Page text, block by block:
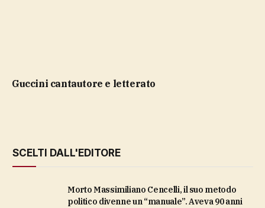
Guccini cantautore e letterato
SCELTI DALL'EDITORE
Morto Massimiliano Cencelli, il suo metodo
politico divenne un “manuale”. Aveva 90 anni